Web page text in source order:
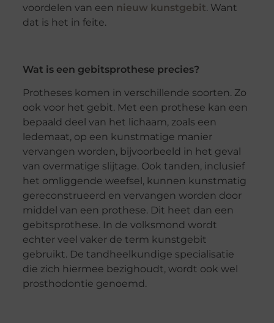
voordelen van een nieuw kunstgebit. Want
dat is het in feite.
Wat is een gebitsprothese precies?
Protheses komen in verschillende soorten. Zo
ook voor het gebit. Met een prothese kan een
bepaald deel van het lichaam, zoals een
ledemaat, op een kunstmatige manier
vervangen worden, bijvoorbeeld in het geval
van overmatige slijtage. Ook tanden, inclusief
het omliggende weefsel, kunnen kunstmatig
gereconstrueerd en vervangen worden door
middel van een prothese. Dit heet dan een
gebitsprothese. In de volksmond wordt
echter veel vaker de term kunstgebit
gebruikt. De tandheelkundige specialisatie
die zich hiermee bezighoudt, wordt ook wel
prosthodontie genoemd.